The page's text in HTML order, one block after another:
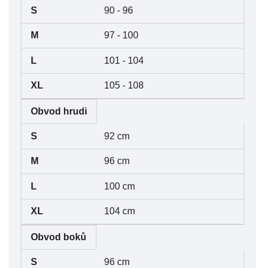
90 - 96
97 - 100
101 - 104
105 - 108
Obvod hrudi
92 cm
96 cm
100 cm
104 cm
Obvod boků
96 cm